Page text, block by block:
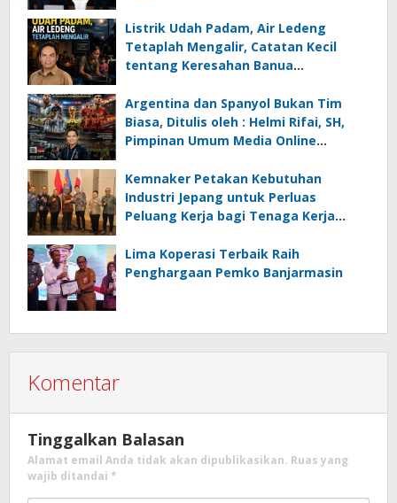
Listrik Udah Padam, Air Ledeng
Tetaplah Mengalir, Catatan Kecil
tentang Keresahan Banua
Ancaman Lingkungan, Oleh : Helmi
Rifai, SH
Argentina dan Spanyol Bukan Tim
Biasa, Ditulis oleh : Helmi Rifai, SH,
Pimpinan Umum Media Online
Kemnaker Petakan Kebutuhan
Industri Jepang untuk Perluas
Peluang Kerja bagi Tenaga Kerja
Lima Koperasi Terbaik Raih
Penghargaan Pemko Banjarmasin
Komentar
Tinggalkan Balasan
Alamat email Anda tidak akan dipublikasikan. Ruas yang
wajib ditandai *